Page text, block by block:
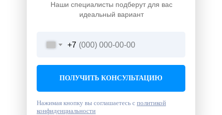
Наши специалисты подберут для вас
идеальный вариант
+7
ПОЛУЧИТЬ КОНСУЛЬТАЦИЮ
Нажимая кнопку вы соглашаетесь с политикой
конфиденциальности